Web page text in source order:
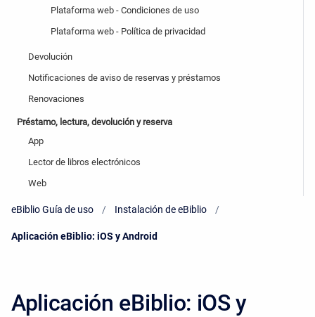
Plataforma web - Condiciones de uso
Plataforma web - Política de privacidad
Devolución
Notificaciones de aviso de reservas y préstamos
Renovaciones
Préstamo, lectura, devolución y reserva
App
Lector de libros electrónicos
Web
eBiblio Guía de uso Instalación de eBiblio
Current:
Aplicación eBiblio: iOS y Android
Aplicación eBiblio: iOS y